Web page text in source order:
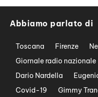
Abbiamo parlato di
Toscana Firenze
Giornale radio nazionale
Dario Nardella
Covid-19
Gimmy